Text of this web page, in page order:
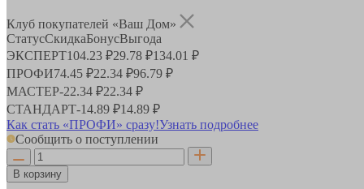
Клуб покупателей «Ваш Дом»
СтатусСкидкаБонусВыгода
ЭКСПЕРТ104.23 ₽29.78 ₽134.01 ₽
ПРОФИ74.45 ₽22.34 ₽96.79 ₽
МАСТЕР-22.34 ₽22.34 ₽
СТАНДАРТ-14.89 ₽14.89 ₽
Как стать «ПРОФИ» сразу!Узнать подробнее
Сообщить о поступлении
В корзину